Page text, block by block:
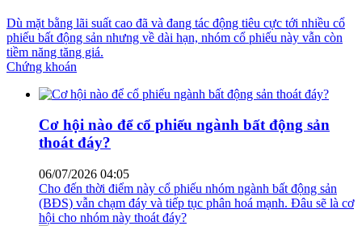
Dù mặt bằng lãi suất cao đã và đang tác động tiêu cực tới nhiều cổ
phiếu bất động sản nhưng về dài hạn, nhóm cổ phiếu này vẫn còn
tiềm năng tăng giá.
Chứng khoán
Cơ hội nào để cổ phiếu ngành bất động sản
thoát đáy?
06/07/2026 04:05
Cho đến thời điểm này cổ phiếu nhóm ngành bất động sản
(BĐS) vẫn chạm đáy và tiếp tục phân hoá mạnh. Đâu sẽ là cơ
hội cho nhóm này thoát đáy?